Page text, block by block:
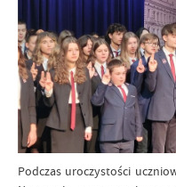
Podczas uroczystości